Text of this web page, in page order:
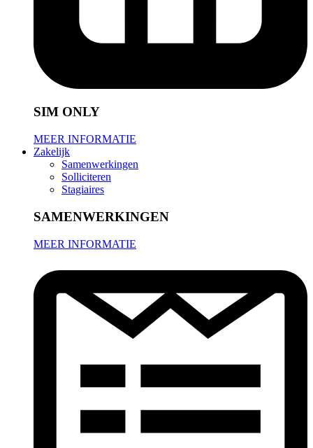
SIM ONLY
MEER INFORMATIE
Zakelijk
Samenwerkingen
Solliciteren
Stagiaires
SAMENWERKINGEN
MEER INFORMATIE